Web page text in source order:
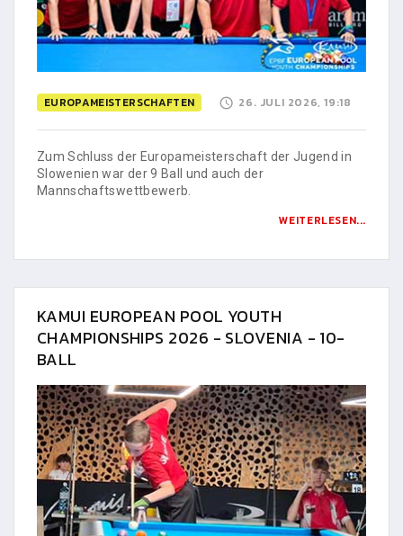
EUROPAMEISTERSCHAFTEN 26. JULI 2026, 19:18
Zum Schluss der Europameisterschaft der Jugend in
Slowenien war der 9 Ball und auch der
Mannschaftswettbewerb.
WEITERLESEN...
KAMUI EUROPEAN POOL YOUTH
CHAMPIONSHIPS 2026 - SLOVENIA - 10-
BALL